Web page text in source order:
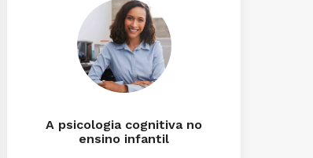
A psicologia cognitiva no
ensino infantil